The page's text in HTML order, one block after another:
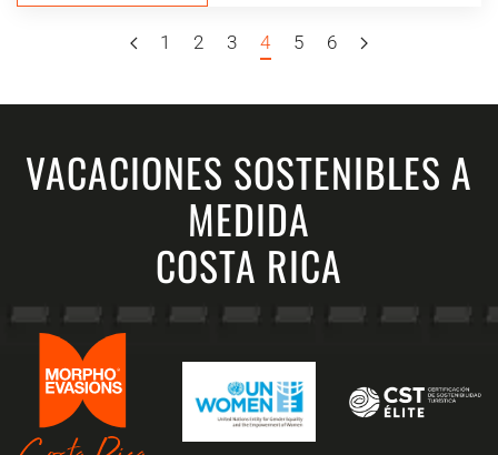
1 2 3 4 5 6
VACACIONES SOSTENIBLES A
MEDIDA
COSTA RICA